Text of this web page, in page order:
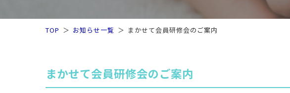
TOP お知らせ一覧 まかせて会員研修会のご案内
まかせて会員研修会のご案内